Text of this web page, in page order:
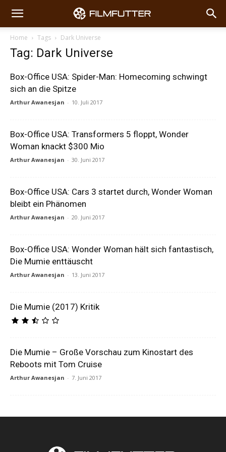
Home Tags Dark Universe
Tag: Dark Universe
Box-Office USA: Spider-Man: Homecoming schwingt
sich an die Spitze
Arthur Awanesjan - 10. Juli 2017
Box-Office USA: Transformers 5 floppt, Wonder
Woman knackt $300 Mio
Arthur Awanesjan - 30. Juni 2017
Box-Office USA: Cars 3 startet durch, Wonder Woman
bleibt ein Phänomen
Arthur Awanesjan - 20. Juni 2017
Box-Office USA: Wonder Woman hält sich fantastisch,
Die Mumie enttäuscht
Arthur Awanesjan - 13. Juni 2017
Die Mumie (2017) Kritik
Die Mumie – Große Vorschau zum Kinostart des
Reboots mit Tom Cruise
Arthur Awanesjan - 7. Juni 2017